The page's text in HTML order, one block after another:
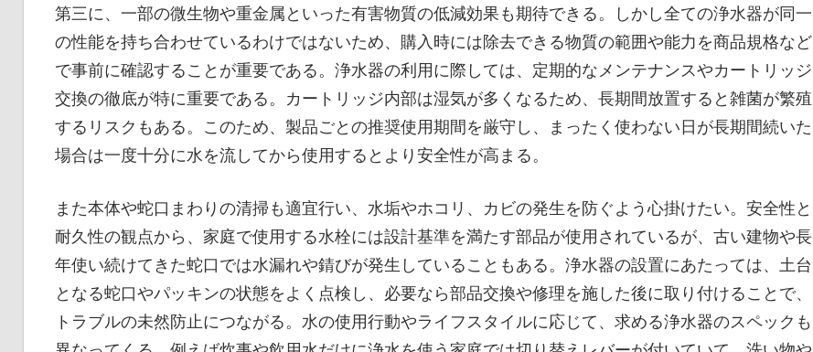
第三に、一部の微生物や重金属といった有害物質の低減効果も期待できる。しかし全ての浄水器が同一
の性能を持ち合わせているわけではないため、購入時には除去できる物質の範囲や能力を商品規格など
で事前に確認することが重要である。浄水器の利用に際しては、定期的なメンテナンスやカートリッジ
交換の徹底が特に重要である。カートリッジ内部は湿気が多くなるため、長期間放置すると雑菌が繁殖
するリスクもある。このため、製品ごとの推奨使用期間を厳守し、まったく使わない日が長期間続いた
場合は一度十分に水を流してから使用するとより安全性が高まる。
また本体や蛇口まわりの清掃も適宜行い、水垢やホコリ、カビの発生を防ぐよう心掛けたい。安全性と
耐久性の観点から、家庭で使用する水栓には設計基準を満たす部品が使用されているが、古い建物や長
年使い続けてきた蛇口では水漏れや錆びが発生していることもある。浄水器の設置にあたっては、土台
となる蛇口やパッキンの状態をよく点検し、必要なら部品交換や修理を施した後に取り付けることで、
トラブルの未然防止につながる。水の使用行動やライフスタイルに応じて、求める浄水器のスペックも